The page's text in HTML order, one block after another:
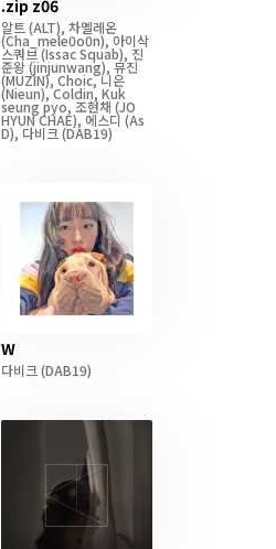
.zip z06
알트 (ALT), 차멜레온
(Cha_mele0o0n),아이삭
스쿼브(Issac Squab), 진
준왕(jinjunwang), 뮤진
(MUZIN), Choic,니은
(Nieun),Coldin, Kuk
seung pyo, 조현채 (JO
HYUN CHAE), 에스디 (As
D), 다비크 (DAB19)
W
다비크 (DAB19)